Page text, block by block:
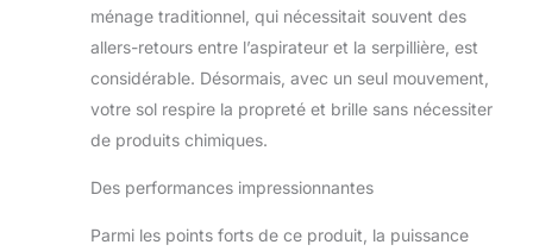
du robinet ; pas de
produits chimiques
ni détergents
DIFFUSEUR
D'HUILES
d'aspiration ; versez
d'huiles essentielles
ménage traditionnel, qui nécessitait souvent des
allers-retours entre l’aspirateur et la serpillière, est
considérable. Désormais, avec un seul mouvement,
votre sol respire la propreté et brille sans nécessiter
de produits chimiques.
Des performances impressionnantes
Parmi les points forts de ce produit, la puissance